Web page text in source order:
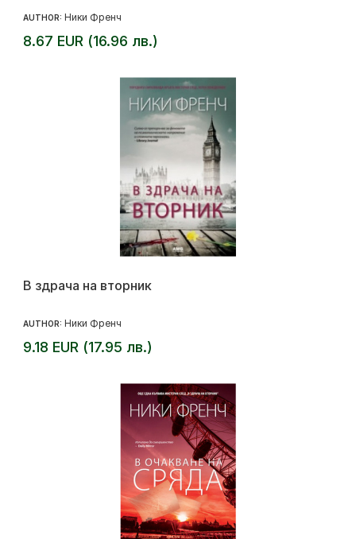
AUTHOR: Ники Френч
8.67 EUR (16.96 лв.)
В здрача на вторник
AUTHOR: Ники Френч
9.18 EUR (17.95 лв.)